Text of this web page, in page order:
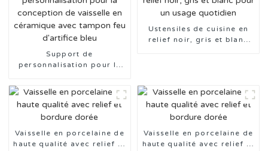
Support de
personnalisation pour la
feu d'artifice bleu
Ustensiles de cuisine en
relief noir, gris et blanc
Vaisselle en porcelaine de
haute qualité avec relief et
Vaisselle en porcelaine de
haute qualité avec relief et